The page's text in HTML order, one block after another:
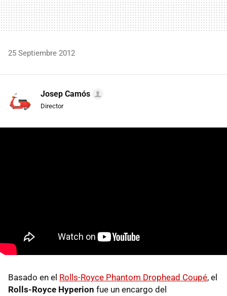
25 Septiembre 2012
Josep Camós
Director
Basado en el Rolls-Royce Phantom Drophead Coupé, el
Rolls-Royce Hyperion fue un encargo del